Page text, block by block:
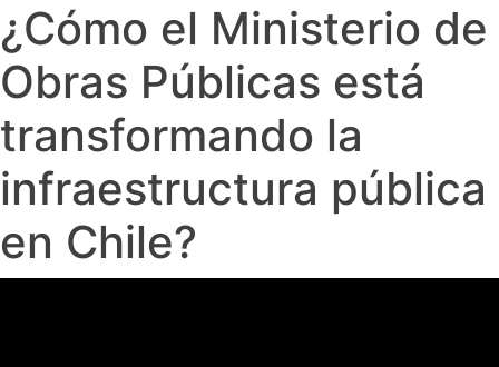
¿Cómo el Ministerio de
Obras Públicas está
transformando la
infraestructura pública
en Chile?